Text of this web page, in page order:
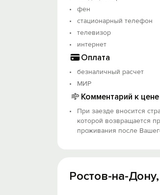
фен
стационарный телефон
телевизор
интернет
Оплата
безналичный расчет
МИР
Комментарий к цене
При заезде вносится
которой возвращается
проживания после
Ростов-на-